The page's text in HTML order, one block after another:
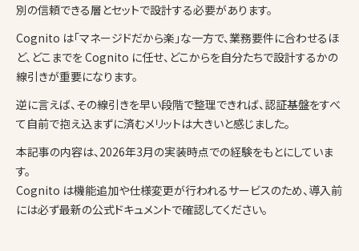
別の信頼できる層とセットで設計する必要があります。
Cognito は「マネージドだから楽」な一方で、業務要件に合わせるほ
ど、どこまでを Cognito に任せ、どこからを自分たちで設計するかの
線引きが重要になります。
逆に言えば、その線引きを早い段階で整理できれば、認証基盤をすべ
て自前で抱え込まずに済むメリットは大きいと感じました。
本記事の内容は、2026年3月の実装時点での経験をもとにしていま
す。
Cognito は機能追加や仕様変更が行われるサービスのため、導入前
には必ず最新の公式ドキュメントで確認してください。